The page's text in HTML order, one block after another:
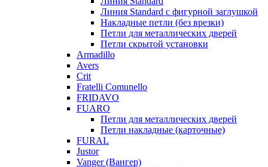
Линия Standard с фигурной заглушкой
Накладные петли (без врезки)
Петли для металлических дверей
Петли скрытой установки
Armadillo
Avers
Crit
Fratelli Comunello
FRIDAVO
FUARO
Петли для металлических дверей
Петли накладные (карточные)
FURAL
Justor
Vanger (Вангер)